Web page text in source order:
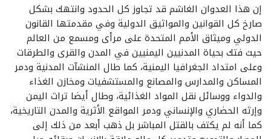
إن هذا العدوان الغاشم قد تجاوز كل الحدود وانتهك بشكل
صارخ كل القوانين والمواثيق الدولية وفي مقدمتها القانون
الدولي وميثاق الأمم المتحدة على مرأى ومسمع من العالم
حيث فتك بحياة المدنيين اليمنيين في المدن والقرى والطرقات
وعلى امتداد الجغرافيا اليمنية، كما طال المنشآت المدنية ودمر
المساكن والمدارس والمصانع والمستشفيات ومخازن الغذاء
والدواء ووسائل نقل المواد الغذائية، وطال أيضا تراث اليمن
وإرثه الحضاري والإنساني ودمر المواقع الأثرية والمدن التاريخية،
كما أنه لم يكتف بالقتل المباشر بل ذهب أبعد من ذلك إلى